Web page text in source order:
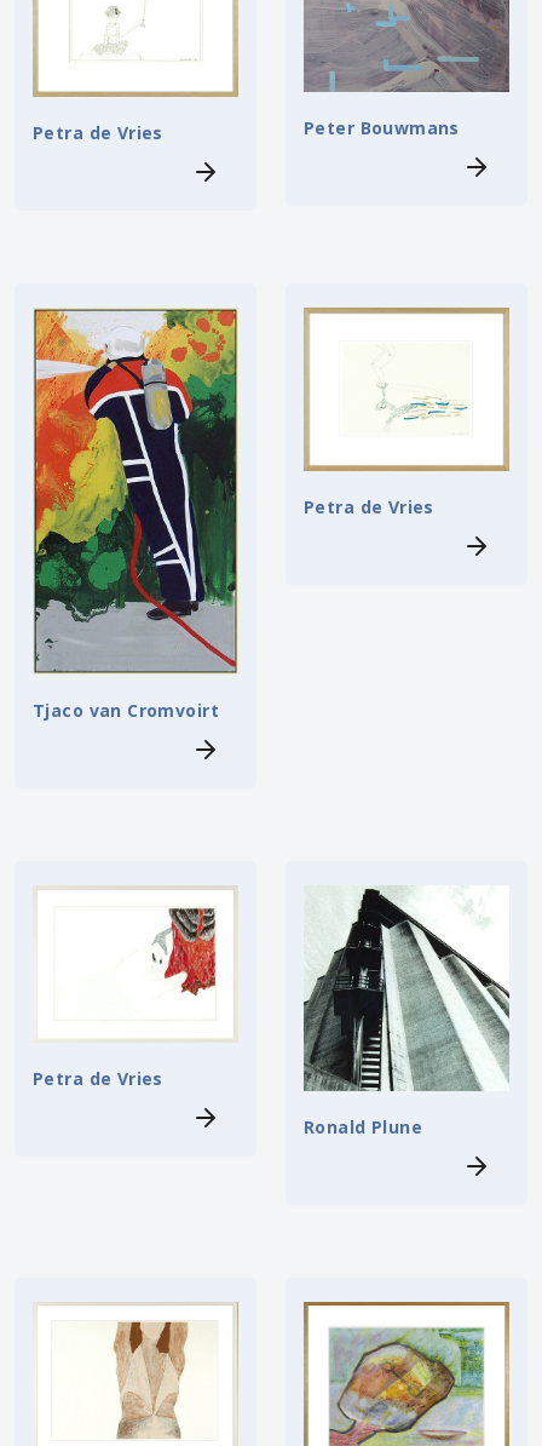
Petra de Vries Peter Bouwmans
Tjaco van Cromvoirt
Petra de Vries
Petra de Vries
Ronald Plune